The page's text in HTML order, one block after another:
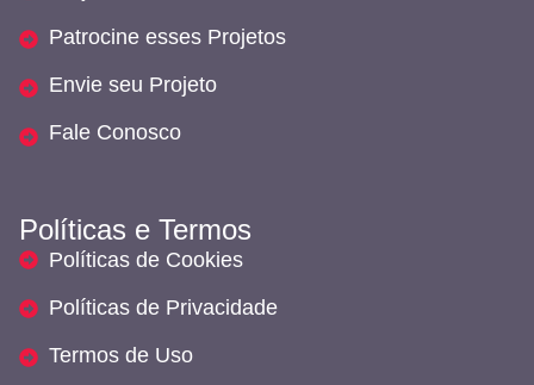
Patrocine esses Projetos
Envie seu Projeto
Fale Conosco
Políticas e Termos
Políticas de Cookies
Políticas de Privacidade
Termos de Uso